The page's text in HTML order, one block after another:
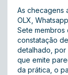
As checagens
OLX,
Sete membros
constatação
detalhado, por
que emite
da prática, o